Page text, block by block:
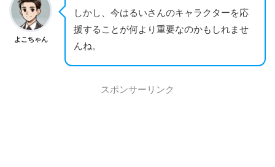
よこちゃん
しかし、今はるいさんのキャラクターを応
援することが何より重要なのかもしれませ
んね。
スポンサーリンク